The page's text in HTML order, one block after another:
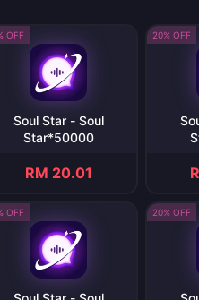
OFF
Soul Star - Soul
Star*50000
RM 20.01
20% OFF
OFF 20% OFF